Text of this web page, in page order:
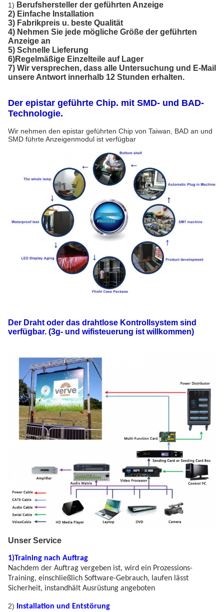
1) Berufshersteller der geführten Anzeige
2) Einfache Installation
3) Fabrikpreis u. beste Qualität
4) Nehmen Sie jede mögliche Größe der geführten
Anzeige an
5) Schnelle Lieferung
6)Regelmäßige Einzelteile auf Lager
7) Wir versprechen, dass alle Untersuchung und E-Mail
unsere Antwort innerhalb 12 Stunden erhalten.
Der epistar geführte Chip. mit SMD- und BAD-
Technologie.
Wir nehmen den epistar geführten Chip von Taiwan, BAD an und
SMD führte Anzeigenmodul ist verfügbar
Der Draht oder das drahtlose Kontrollsystem sind
verfügbar. (3g- und wifisteuerung ist willkommen)
Unser Service
1)Training nach Auftrag
Nachdem der Auftrag vergeben ist, wird ein Prozessions-
Training, einschließlich Software-Gebrauch, laufen lässt
Sicherheit, instandhält Ausrüstung angeboten
2)
Installation und Entstörung